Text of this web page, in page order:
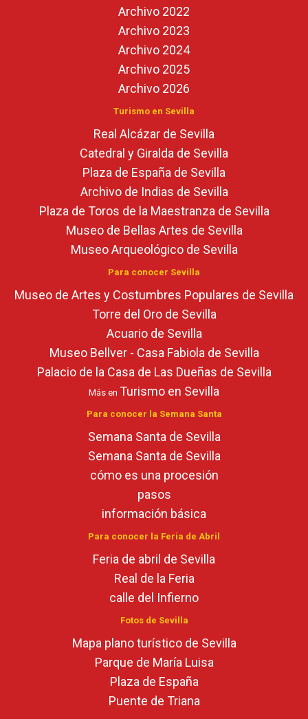
Archivo 2022
Archivo 2023
Archivo 2024
Archivo 2025
Archivo 2026
Turismo en Sevilla
Real Alcázar de Sevilla
Catedral y Giralda de Sevilla
Plaza de España de Sevilla
Archivo de Indias de Sevilla
Plaza de Toros de la Maestranza de Sevilla
Museo de Bellas Artes de Sevilla
Museo Arqueológico de Sevilla
Para conocer Sevilla
Museo de Artes y Costumbres Populares de Sevilla
Torre del Oro de Sevilla
Acuario de Sevilla
Museo Bellver - Casa Fabiola de Sevilla
Palacio de la Casa de Las Dueñas de Sevilla
Más en Turismo en Sevilla
Para conocer la Semana Santa
Semana Santa de Sevilla
Semana Santa de Sevilla
cómo es una procesión
pasos
información básica
Para conocer la Feria de Abril
Feria de abril de Sevilla
Real de la Feria
calle del Infierno
Fotos de Sevilla
Mapa plano turístico de Sevilla
Parque de María Luisa
Plaza de España
Puente de Triana